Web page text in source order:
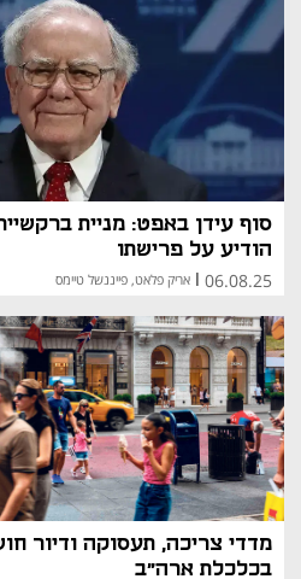
הודיע על פרישתו
06.08.25 אריק פלאט, פייננשל טיימס
מדדי צריכה, תעסוקה ודיור
בכלכלת ארה"ב